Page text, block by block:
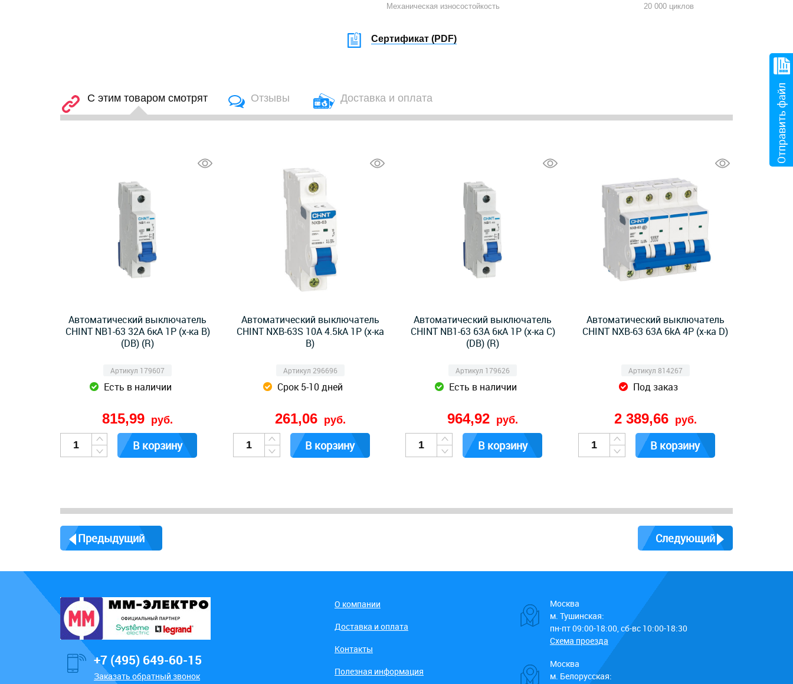
Механическая износостойкость
20 000 циклов
Сертификат (PDF)
С этим товаром смотрят Отзывы Доставка и оплата
Автоматический выключатель
CHINT NB1-63 32A 6кА 1P (х-ка B)
(DB) (R)
Артикул 179607
Есть в наличии
815,99 руб.
В корзину
Автоматический выключатель
CHINT NXB-63S 10А 4.5kA 1P (х-ка
B)
Артикул 296696
Срок 5-10 дней
261,06 руб.
В корзину
Автоматический выключатель
CHINT NB1-63 63A 6кА 1P (х-ка C)
(DB) (R)
Артикул 179626
Есть в наличии
964,92 руб.
В корзину
Автоматический выключатель
CHINT NXB-63 63А 6kA 4P (х-ка D)
Артикул 814267
Под заказ
2 389,66 руб.
В корзину
Предыдущий Следующий
+7 (495) 649-60-15
Заказать обратный звонок
О компании
Доставка и оплата
Контакты
Полезная информация
Москва
м. Тушинская:
пн-пт 09:00-18:00, сб-вс 10:00-18:30
Схема проезда
Москва
м. Белорусская:
Отправить файл